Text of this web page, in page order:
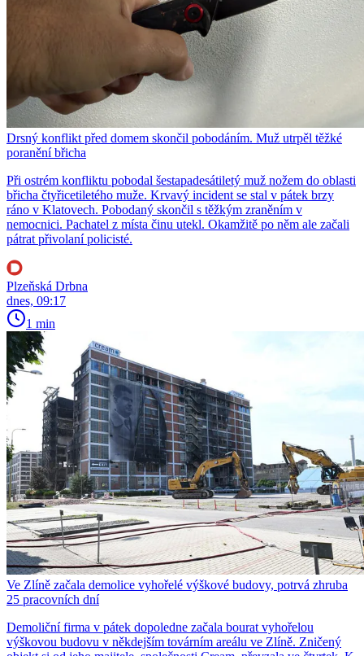
Drsný konflikt před domem skončil pobodáním. Muž utrpěl těžké
poranění břicha
Při ostrém konfliktu pobodal šestapadesátiletý muž nožem do oblasti
břicha čtyřicetiletého muže. Krvavý incident se stal v pátek brzy
ráno v Klatovech. Pobodaný skončil s těžkým zraněním v
nemocnici. Pachatel z místa činu utekl. Okamžitě po něm ale začali
pátrat přivolaní policisté.
Plzeňská Drbna
dnes, 09:17
1 min
Ve Zlíně začala demolice vyhořelé výškové budovy, potrvá zhruba
25 pracovních dní
Demoliční firma v pátek dopoledne začala bourat vyhořelou
výškovou budovu v někdejším továrním areálu ve Zlíně. Zničený